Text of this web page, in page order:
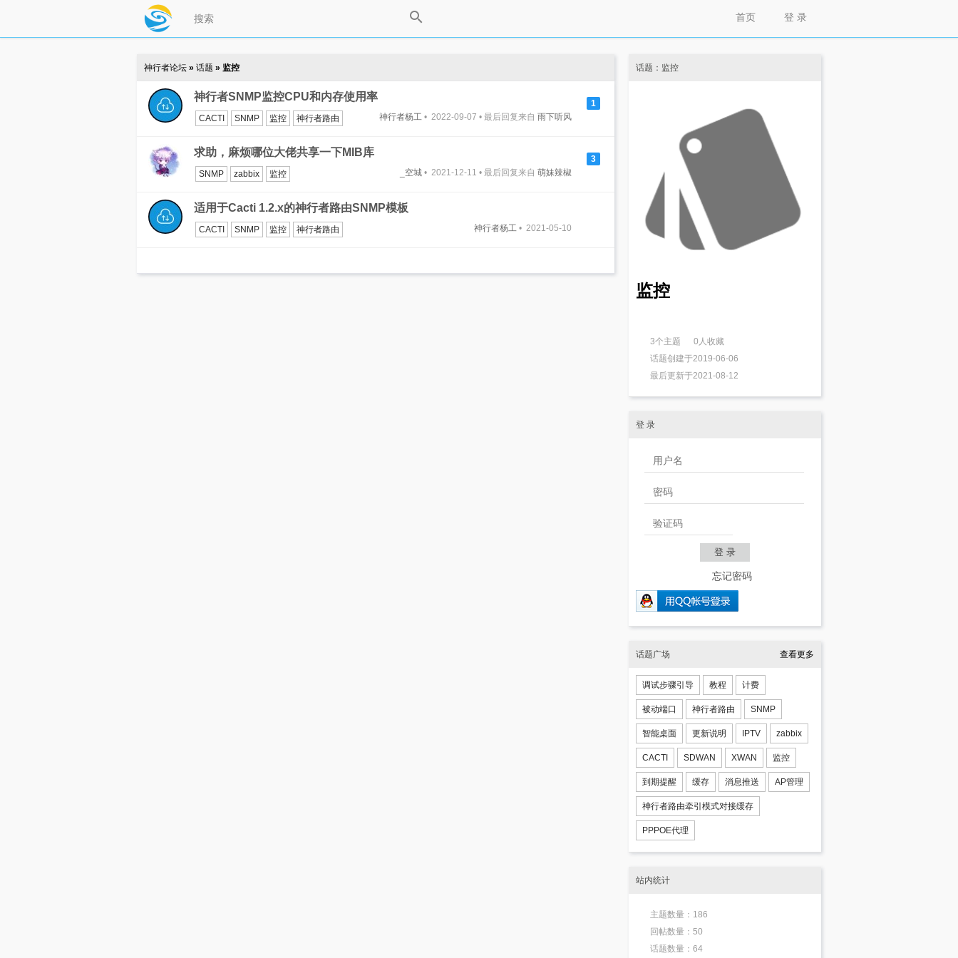
登 录
首页
神行者论坛 » 话题 » 监控
神行者SNMP监控CPU和内存使用率
CACTI SNMP 监控 神行者路由 神行者杨工 • 2022-09-07 • 最后回复来自 雨下听风
1
求助，麻烦哪位大佬共享一下MIB库
SNMP zabbix 监控 _空城 • 2021-12-11 • 最后回复来自 萌妹辣椒
3
适用于Cacti 1.2.x的神行者路由SNMP模板
CACTI SNMP 监控 神行者路由 神行者杨工 • 2021-05-10
话题：监控
监控
3个主题 0人收藏
话题创建于2019-06-06
最后更新于2021-08-12
登 录
忘记密码
话题广场 查看更多
调试步骤引导 教程 计费
被动端口 神行者路由 SNMP
智能桌面 更新说明 IPTV zabbix
CACTI SDWAN XWAN 监控
到期提醒 缓存 消息推送 AP管理
神行者路由牵引模式对接缓存
PPPOE代理
站内统计
主题数量：186
回帖数量：50
话题数量：64